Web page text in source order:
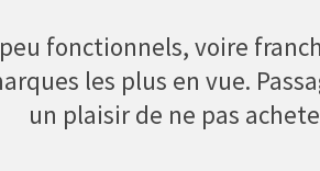
fonctionnels, voire
les plus en vue.
un plaisir de ne pas